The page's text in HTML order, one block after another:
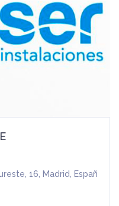
16, Madrid, España